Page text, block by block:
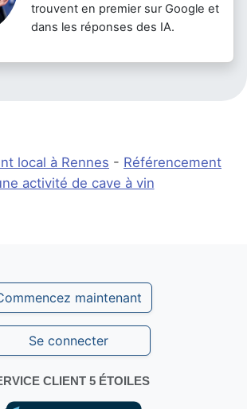
trouvent en premier sur Google et
dans les réponses des IA.
local à Rennes - Référencement
activité de cave à vin
maintenant
Se connecter
CLIENT 5 ÉTOILES